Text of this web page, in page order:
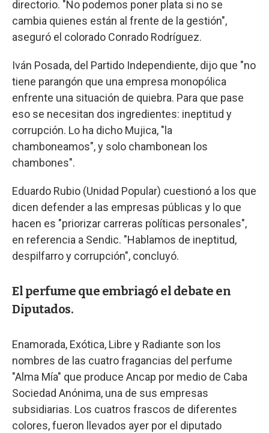
directorio. "No podemos poner plata si no se
cambia quienes están al frente de la gestión",
aseguró el colorado Conrado Rodríguez.
Iván Posada, del Partido Independiente, dijo que "no
tiene parangón que una empresa monopólica
enfrente una situación de quiebra. Para que pase
eso se necesitan dos ingredientes: ineptitud y
corrupción. Lo ha dicho Mujica, "la
chamboneamos", y solo chambonean los
chambones".
Eduardo Rubio (Unidad Popular) cuestionó a los que
dicen defender a las empresas públicas y lo que
hacen es "priorizar carreras políticas personales",
en referencia a Sendic. "Hablamos de ineptitud,
despilfarro y corrupción", concluyó.
El perfume que embriagó el debate en
Diputados.
Enamorada, Exótica, Libre y Radiante son los
nombres de las cuatro fragancias del perfume
"Alma Mía" que produce Ancap por medio de Caba
Sociedad Anónima, una de sus empresas
subsidiarias. Los cuatros frascos de diferentes
colores, fueron llevados ayer por el diputado